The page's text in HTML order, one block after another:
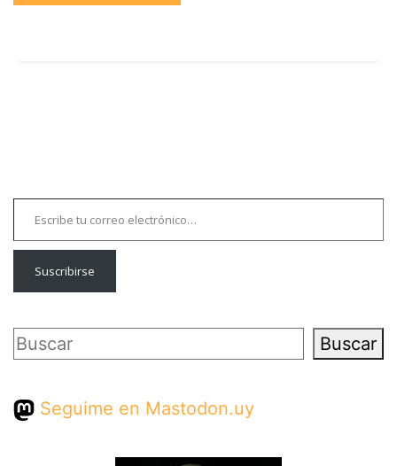
Escribe tu correo electrónico…
Suscribirse
Buscar Buscar
Seguime en Mastodon.uy